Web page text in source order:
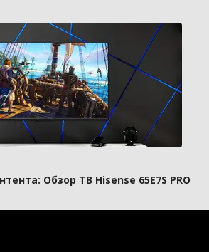
Обзор ТВ Hisense 65E7S PRO